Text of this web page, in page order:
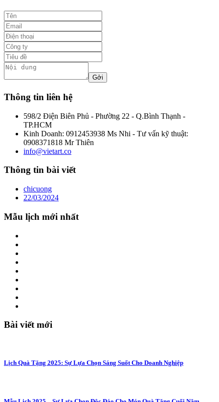
Thông tin liên hệ
598/2 Điện Biên Phủ - Phường 22 - Q.Bình Thạnh -
TP.HCM
Kinh Doanh: 0912453938 Ms Nhi - Tư vấn kỹ thuật:
0908371818 Mr Thiên
info@vietart.co
Thông tin bài viết
chicuong
22/03/2024
Mẫu lịch mới nhất
Bài viết mới
Lịch Quà Tặng 2025: Sự Lựa Chọn Sáng Suốt Cho Doanh Nghiệp